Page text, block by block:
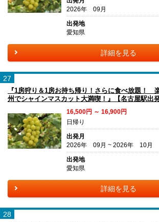
2026年 09月
出発地
愛知県
詳細を見る
27
『1房狩り＆1房お持ち帰り！さらに食べ放題！
州でシャインマスカット大満喫！』【名古屋駅出発
16,500円 ～ 16,900円
日帰り
出発月
2026年 09月 ~ 2026年 10月
出発地
愛知県
詳細を見る
28